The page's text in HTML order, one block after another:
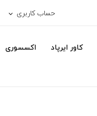
حساب کاربری
کاور ایرپاد اکسسوری